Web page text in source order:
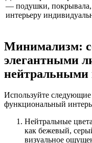
— подушки, покрывала,
интерьеру
Минимализм:
элегантными
нейтральными
Используйте
функциональный
Нейтральные
как бежевый,
визуальное